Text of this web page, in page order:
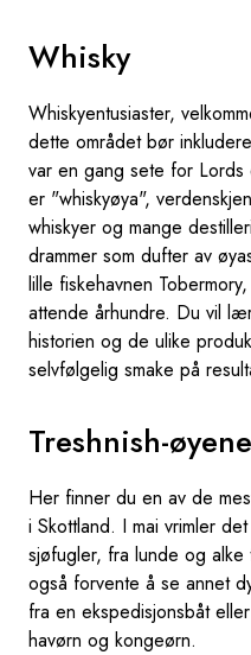
Whisky
Whiskyentusiaster,
dette området bør
var en gang sete for
er "whiskyøya",
whiskyer og mange
drammer som dufter av
lille fiskehavnen
attende århundre. Du vil
historien og de ulike
selvfølgelig smake på
Treshnish-øyene
Her finner du en av de
i Skottland. I mai vrimler
sjøfugler, fra lunde og alke
også forvente å se annet
fra en ekspedisjonsbåt
havørn og kongeørn.